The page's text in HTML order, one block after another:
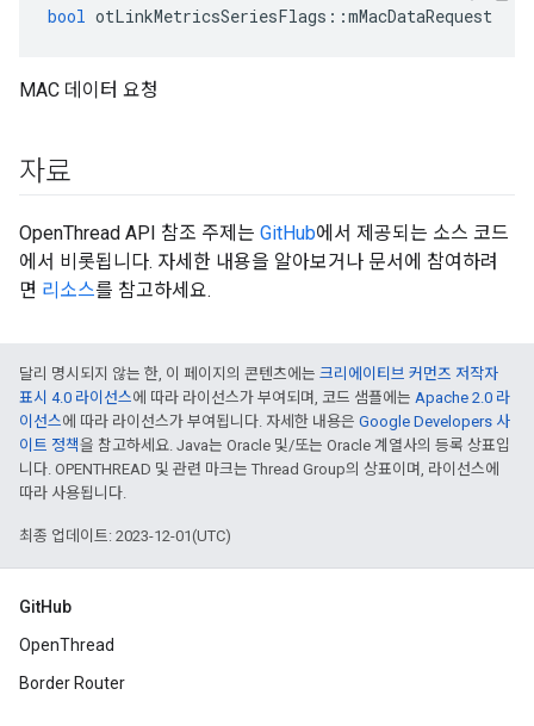
bool otLinkMetricsSeriesFlags ::mMacDataRequest
MAC 데이터 요청
자료
OpenThread API 참조 주제는 GitHub에서 제공되는 소스 코드
에서 비롯됩니다. 자세한 내용을 알아보거나 문서에 참여하려
면 리소스를 참고하세요.
달리 명시되지 않는 한, 이 페이지의 콘텐츠에는 크리에이티브 커먼즈 저작자
표시 4.0 라이선스에 따라 라이선스가 부여되며, 코드 샘플에는 Apache 2.0 라
이선스에 따라 라이선스가 부여됩니다. 자세한 내용은 Google Developers 사
이트 정책을 참고하세요. Java는 Oracle 및/또는 Oracle 계열사의 등록 상표입
니다. OPENTHREAD 및 관련 마크는 Thread Group의 상표이며, 라이선스에
따라 사용됩니다.
최종 업데이트: 2023-12-01(UTC)
GitHub
OpenThread
Border Router